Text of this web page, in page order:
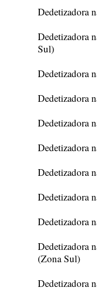
Dedetizadora
Dedetizadora
Sul)
Dedetizadora
Dedetizadora
Dedetizadora
Dedetizadora
Dedetizadora
Dedetizadora
Dedetizadora
Dedetizadora
(Zona Sul)
Dedetizadora